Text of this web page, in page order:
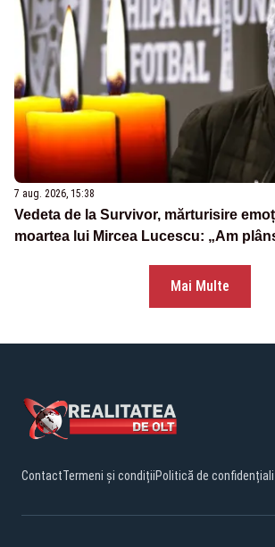
7 aug. 2026, 15:38
Vedeta de la Survivor, mărturisire
moartea lui Mircea Lucescu: „Am
Mai Multe
ContactTermeni și condițiiPolitică de